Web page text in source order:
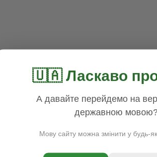
🇺🇦 Ласкаво
А давайте перейдемо на
державною
Мову сайту можна змінити у будь-